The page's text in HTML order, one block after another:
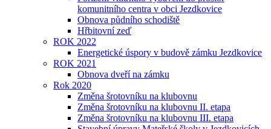
komunitního centra v obci Jezdkovice
Obnova půdního schodiště
Hřbitovní zeď
ROK 2022
Energetické úspory v budově zámku Jezdkovice
ROK 2021
Obnova dveří na zámku
Rok 2020
Změna šrotovníku na klubovnu
Změna šrotovníku na klubovnu II. etapa
Změna šrotovníku na klubovnu III. etapa